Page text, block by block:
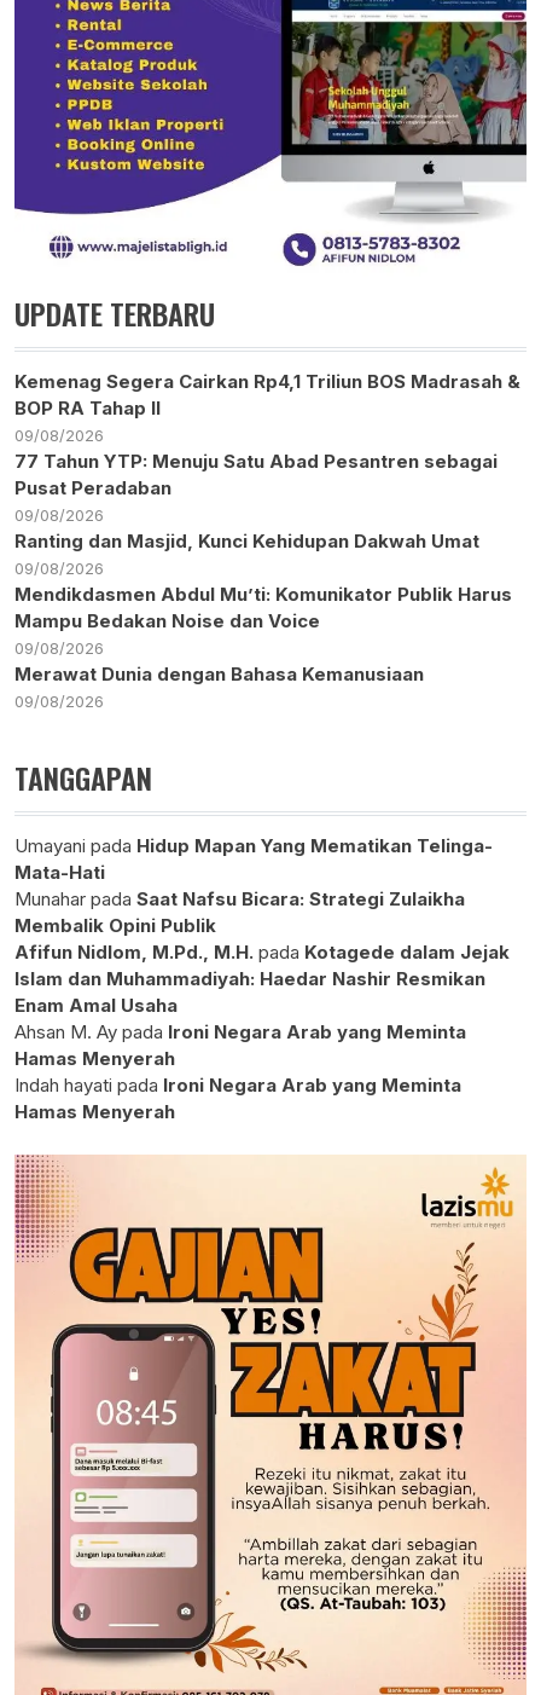
UPDATE TERBARU
Kemenag Segera Cairkan Rp4,1 Triliun BOS Madrasah &
BOP RA Tahap II
09/08/2026
77 Tahun YTP: Menuju Satu Abad Pesantren sebagai
Pusat Peradaban
09/08/2026
Ranting dan Masjid, Kunci Kehidupan Dakwah Umat
09/08/2026
Mendikdasmen Abdul Mu’ti: Komunikator Publik Harus
Mampu Bedakan Noise dan Voice
09/08/2026
Merawat Dunia dengan Bahasa Kemanusiaan
09/08/2026
TANGGAPAN
Umayani pada Hidup Mapan Yang Mematikan Telinga-
Mata-Hati
Munahar pada Saat Nafsu Bicara: Strategi Zulaikha
Membalik Opini Publik
Afifun Nidlom, M.Pd., M.H. pada Kotagede dalam Jejak
Islam dan Muhammadiyah: Haedar Nashir Resmikan
Enam Amal Usaha
Ahsan M. Ay pada Ironi Negara Arab yang Meminta
Hamas Menyerah
Indah hayati pada Ironi Negara Arab yang Meminta
Hamas Menyerah